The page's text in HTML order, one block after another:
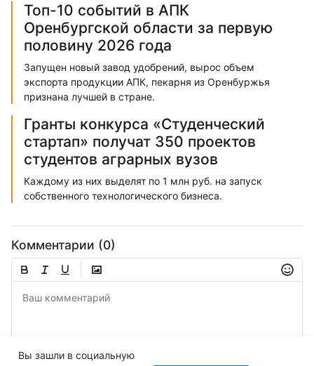
Топ-10 событий в АПК
Оренбургской области за первую
половину 2026 года
Запущен новый завод удобрений, вырос объем
экспорта продукции АПК, пекарня из Оренбуржья
признана лучшей в стране.
Гранты конкурса «Студенческий
стартап» получат 350 проектов
студентов аграрных вузов
Каждому из них выделят по 1 млн руб. на запуск
собственного технологического бизнеса.
Комментарии (0)
Вы зашли в социальную